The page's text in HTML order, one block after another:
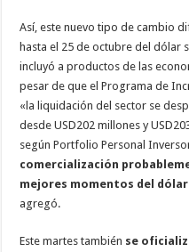
Así, este nuevo tipo de cambio
hasta el 25 de octubre del dólar
incluyó a productos de las
pesar de que el Programa de
«la liquidación del sector se
desde USD202 millones y
según Portfolio Personal
comercialización
mejores momentos del
agregó.
Este martes también se